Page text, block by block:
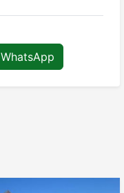
WhatsApp